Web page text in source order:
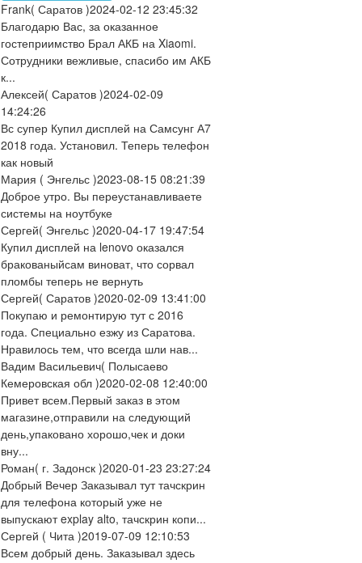
Frank( Саратов )2024-02-12 23:45:32
Благодарю Вас, за оказанное
гостеприимство Брал АКБ на Xiaomi.
Сотрудники вежливые, спасибо им АКБ
к...
Алексей( Саратов )2024-02-09
14:24:26
Вс супер Купил дисплей на Самсунг А7
2018 года. Установил. Теперь телефон
как новый
Мария ( Энгельс )2023-08-15 08:21:39
Доброе утро. Вы переустанавливаете
системы на ноутбуке
Сергей( Энгельс )2020-04-17 19:47:54
Купил дисплей на lenovo оказался
бракованыйсам виноват, что сорвал
пломбы теперь не вернуть
Сергей( Саратов )2020-02-09 13:41:00
Покупаю и ремонтирую тут с 2016
года. Специально езжу из Саратова.
Нравилось тем, что всегда шли нав...
Вадим Васильевич( Полысаево
Кемеровская обл )2020-02-08 12:40:00
Привет всем.Первый заказ в этом
магазине,отправили на следующий
день,упаковано хорошо,чек и доки
вну...
Роман( г. Задонск )2020-01-23 23:27:24
Добрый Вечер Заказывал тут тачскрин
для телефона который уже не
выпускают explay alto, тачскрин копи...
Сергей ( Чита )2019-07-09 12:10:53
Всем добрый день. Заказывал здесь